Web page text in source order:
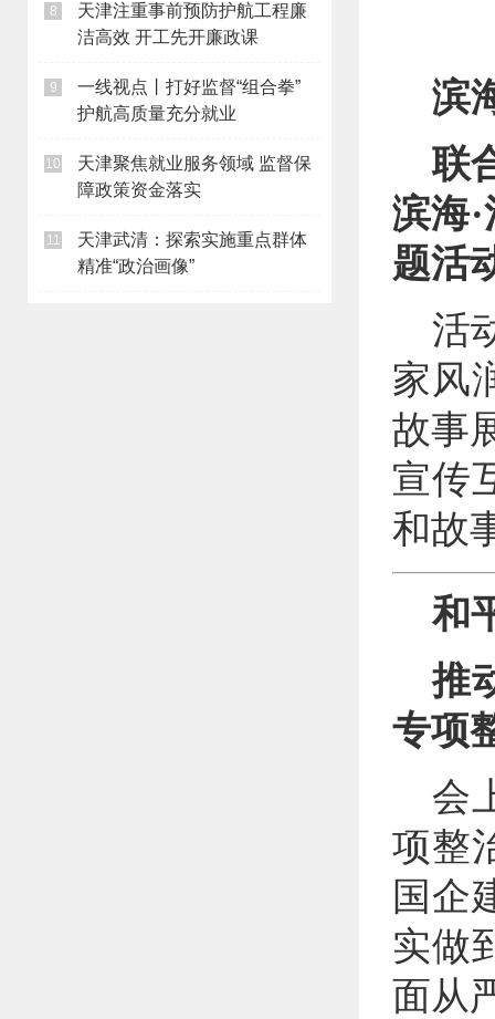
8
天津注重事前预防护航工程廉
洁高效 开工先开廉政课
9
一线视点丨打好监督“组合拳”
护航高质量充分就业
10
天津聚焦就业服务领域 监督保
障政策资金落实
11
天津武清：探索实施重点群体
精准“政治画像”
滨
联
滨海
题活
活
家风
故事
宣传
和故
和
推
专项
会
项整
国企
实做
面从